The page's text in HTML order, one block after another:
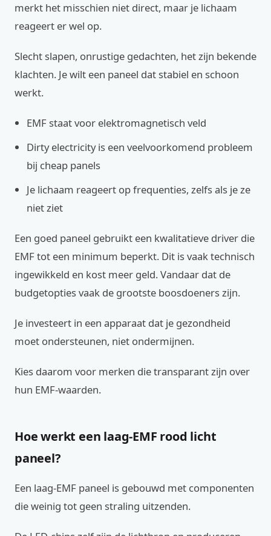
merkt het misschien niet direct, maar je lichaam
reageert er wel op.
Slecht slapen, onrustige gedachten, het zijn bekende
klachten. Je wilt een paneel dat stabiel en schoon
werkt.
EMF staat voor elektromagnetisch veld
Dirty electricity is een veelvoorkomend probleem
bij cheap panels
Je lichaam reageert op frequenties, zelfs als je ze
niet ziet
Een goed paneel gebruikt een kwalitatieve driver die
EMF tot een minimum beperkt. Dit is vaak technisch
ingewikkeld en kost meer geld. Vandaar dat de
budgetopties vaak de grootste boosdoeners zijn.
Je investeert in een apparaat dat je gezondheid
moet ondersteunen, niet ondermijnen.
Kies daarom voor merken die transparant zijn over
hun EMF-waarden.
Hoe werkt een laag-EMF rood licht
paneel?
Een laag-EMF paneel is gebouwd met componenten
die weinig tot geen straling uitzenden.